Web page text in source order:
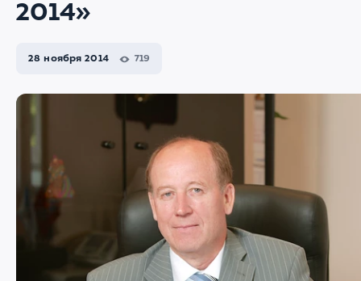
2014»
28 ноября 2014 719